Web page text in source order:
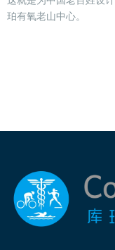
珀有氧老山中心。